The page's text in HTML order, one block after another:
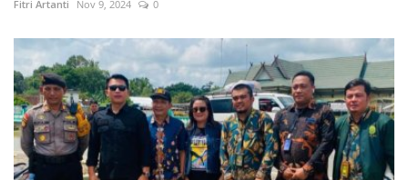
Fitri Artanti Nov 9, 2024 0